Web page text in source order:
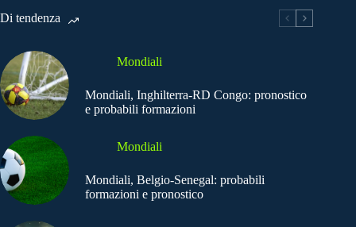
Di tendenza
Mondiali
Mondiali, Inghilterra-RD Congo: pronostico
e probabili formazioni
Mondiali
Mondiali, Belgio-Senegal: probabili
formazioni e pronostico